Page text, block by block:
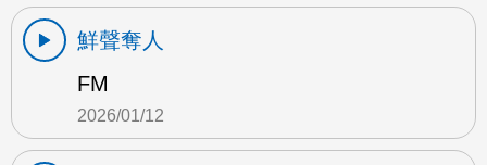
鮮聲奪人
FM
2026/01/12